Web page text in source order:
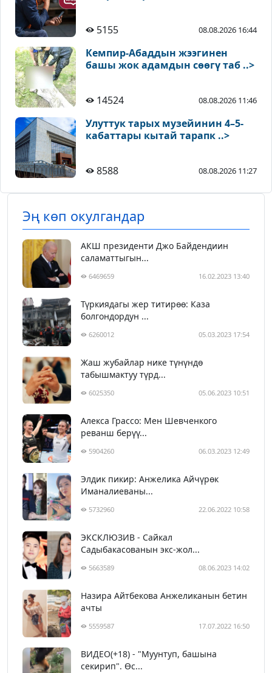
5155 08.08.2026 16:44
Кемпир-Абаддын жээгинен
башы жок адамдын сөөгү таб ..>
14524 08.08.2026 11:46
Улуттук тарых музейинин 4–5-
кабаттары кытай тарапк ..>
8588 08.08.2026 11:27
Эң көп окулгандар
АКШ президенти Джо Байдендиин
саламаттыгын...
6469659 16.02.2023 13:40
Түркиядагы жер титирөө: Каза
болгондордун ...
6260012 05.03.2023 17:54
Жаш жубайлар нике түнүндө
табышмактуу түрд...
6025350 05.06.2023 10:51
Алекса Грассо: Мен Шевченкого
реванш берүү...
5904260 06.03.2023 12:49
Элдик пикир: Анжелика Айчүрөк
Иманалиеваны...
5732960 22.06.2022 10:58
ЭКСКЛЮЗИВ - Сайкал
Садыбакасованын экс-жол...
5663589 08.06.2023 14:02
Назира Айтбекова Анжеликанын бетин
ачты
5559587 17.07.2022 16:50
ВИДЕО(+18) - "Муунтуп, башына
секирип". Өс...